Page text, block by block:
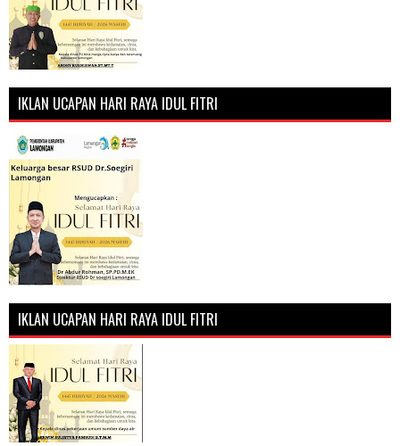
IKLAN UCAPAN HARI RAYA IDUL FITRI
IKLAN UCAPAN HARI RAYA IDUL FITRI